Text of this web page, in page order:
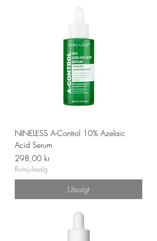
NINELESS A-Control 10% Azelaic
Acid Serum
Pris
298,00 kr
Romjulssalg
Utsolgt